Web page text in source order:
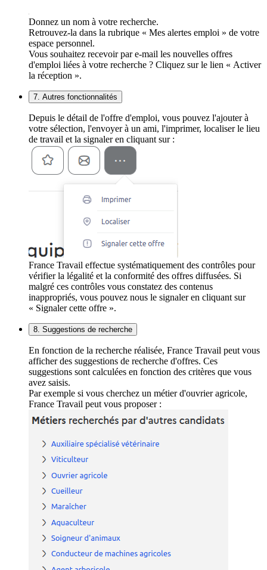
Donnez un nom à votre recherche.
Retrouvez-la dans la rubrique « Mes alertes emploi » de votre
espace personnel.
Vous souhaitez recevoir par e-mail les nouvelles offres
d'emploi liées à votre recherche ? Cliquez sur le lien « Activer
la réception ».
7. Autres fonctionnalités
Depuis le détail de l'offre d'emploi, vous pouvez l'ajouter à
votre sélection, l'envoyer à un ami, l'imprimer, localiser le lieu
de travail et la signaler en cliquant sur :
France Travail effectue systématiquement des contrôles pour
vérifier la légalité et la conformité des offres diffusées. Si
malgré ces contrôles vous constatez des contenus
inappropriés, vous pouvez nous le signaler en cliquant sur
« Signaler cette offre ».
8. Suggestions de recherche
En fonction de la recherche réalisée, France Travail peut vous
afficher des suggestions de recherche d'offres. Ces
suggestions sont calculées en fonction des critères que vous
avez saisis.
Par exemple si vous cherchez un métier d'ouvrier agricole,
France Travail peut vous proposer :